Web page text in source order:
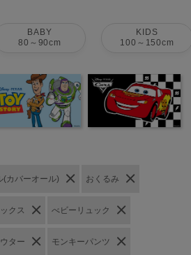
BABY
80～90cm
KIDS
100～150cm
(カバーオール) おくるみ
クス べビーリュック
ター モンキーパンツ